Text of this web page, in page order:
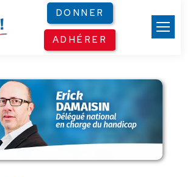
DONNER
ADHÉRER
des cookies